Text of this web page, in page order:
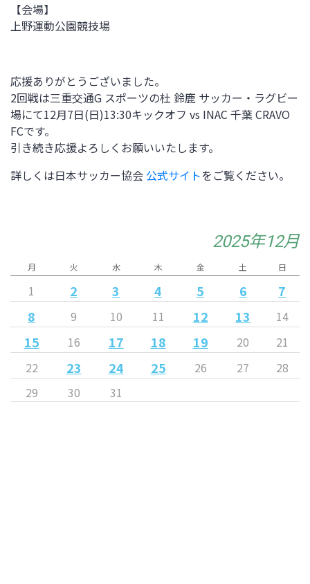
【会場】
上野運動公園競技場
応援ありがとうございました。
2回戦は三重交通G スポーツの杜 鈴鹿 サッカー・ラグビー
場にて12月7日(日)13:30キックオフ vs INAC 千葉 CRAVO
FCです。
引き続き応援よろしくお願いいたします。
詳しくは日本サッカー協会 公式サイトをご覧ください。
2025年12月
月 火 水 木 金 土 日
1 2 3 4 5 6
7
8
9 10 11 12 13 14
15 16 17 18 19 20
21
22
23 24 25 26 27
28
29
30
31